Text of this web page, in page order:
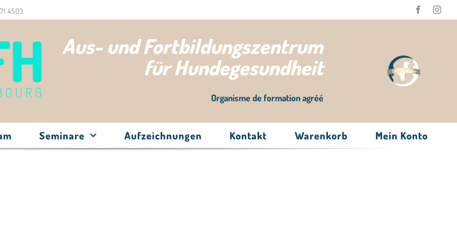
4503
Aus- und Fortbildungszentrum
für Hundegesundheit
Organisme de formation agréé
Seminare Aufzeichnungen Kontakt Warenkorb Mein Konto